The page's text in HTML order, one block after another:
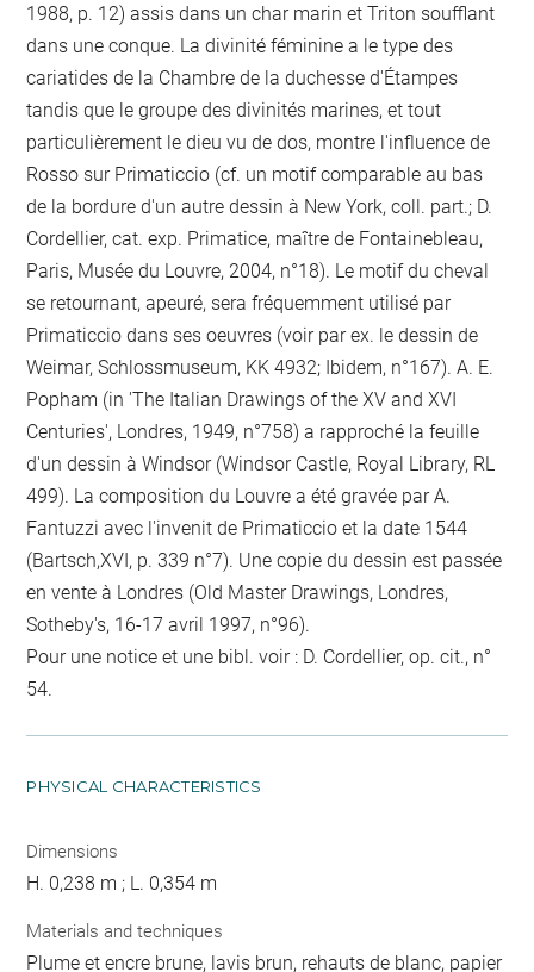
1988, p. 12) assis dans un char marin et Triton soufflant
dans une conque. La divinité féminine a le type des
cariatides de la Chambre de la duchesse d'Étampes
tandis que le groupe des divinités marines, et tout
particulièrement le dieu vu de dos, montre l'influence de
Rosso sur Primaticcio (cf. un motif comparable au bas
de la bordure d'un autre dessin à New York, coll. part.; D.
Cordellier, cat. exp. Primatice, maître de Fontainebleau,
Paris, Musée du Louvre, 2004, n°18). Le motif du cheval
se retournant, apeuré, sera fréquemment utilisé par
Primaticcio dans ses oeuvres (voir par ex. le dessin de
Weimar, Schlossmuseum, KK 4932; Ibidem, n°167). A. E.
Popham (in 'The Italian Drawings of the XV and XVI
Centuries', Londres, 1949, n°758) a rapproché la feuille
d'un dessin à Windsor (Windsor Castle, Royal Library, RL
499). La composition du Louvre a été gravée par A.
Fantuzzi avec l'invenit de Primaticcio et la date 1544
(Bartsch,XVI, p. 339 n°7). Une copie du dessin est passée
en vente à Londres (Old Master Drawings, Londres,
Sotheby's, 16-17 avril 1997, n°96).
Pour une notice et une bibl. voir : D. Cordellier, op. cit., n°
54.
PHYSICAL CHARACTERISTICS
Dimensions
H. 0,238 m ; L. 0,354 m
Materials and techniques
Plume et encre brune, lavis brun, rehauts de blanc, papier